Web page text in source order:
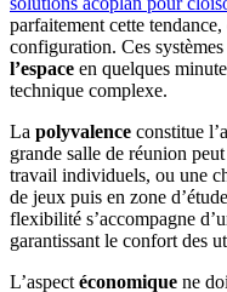
parfaitement cette
configuration. Ces
l’espace en quelques
technique complexe.
La polyvalence constitue
grande salle de réunion
travail individuels, ou une
de jeux puis en zone
flexibilité s’accompagne
garantissant le confort des
L’aspectéconomique ne